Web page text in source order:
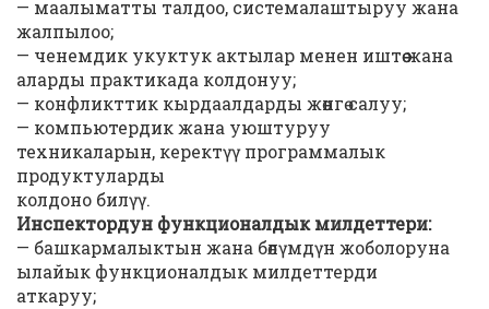
— маалыматты талдоо, системалаштыруу жана
жалпылоо;
— ченемдик укуктук актылар менен иштөө жана
аларды практикада колдонуу;
— конфликттик кырдаалдарды жөнгө салуу;
— компьютердик жана уюштуруу
техникаларын, керектүү программалык
продуктуларды
колдоно билүү.
Инспектордун функционалдык милдеттери:
— башкармалыктын жана бөлүмдүн жоболоруна
ылайык функционалдык милдеттерди
аткаруу;